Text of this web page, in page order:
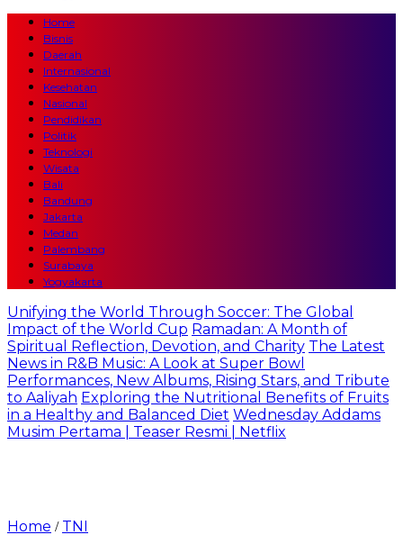
Home
Bisnis
Daerah
Internasional
Kesehatan
Nasional
Pendidikan
Politik
Teknologi
Wisata
Bali
Bandung
Jakarta
Medan
Palembang
Surabaya
Yogyakarta
Unifying the World Through Soccer: The Global
Impact of the World Cup Ramadan: A Month of
Spiritual Reflection, Devotion, and Charity The Latest
News in R&B Music: A Look at Super Bowl
Performances, New Albums, Rising Stars, and Tribute
to Aaliyah Exploring the Nutritional Benefits of Fruits
in a Healthy and Balanced Diet Wednesday Addams
Musim Pertama | Teaser Resmi | Netflix
Home / TNI